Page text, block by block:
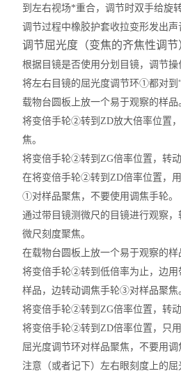
到左右视场*重合，调节时双手给旋转
调节过程中橡胶护套收拉变形发出声
调节屈光度（变焦的齐焦性调节
根据目镜是否使用分划目镜，调节操
将左右目镜的屈光度调节环①都对到
载物台圆板上放一个易于观察的样品
将变倍手轮②转到ZD放大倍率位置
焦。
将变倍手轮②转到ZG倍率位置，转
在将变倍手轮②转到ZD倍率位置，
①对样品聚焦，不要使用调焦手轮。
通过带目镜测微尺的目镜进行观察
微尺刻度聚焦。
在载物台圆板上放一个易于观察的样
将变倍手轮②转到低倍率为止，边用
样品，边转动调焦手轮③对样品聚焦
将变倍手轮②转到ZG倍率位置，转
将变倍手轮②转到ZD倍率位置，只
屈光度调节环对样品聚焦，不要用调
注意（或者记下）左右眼刻度上的屈